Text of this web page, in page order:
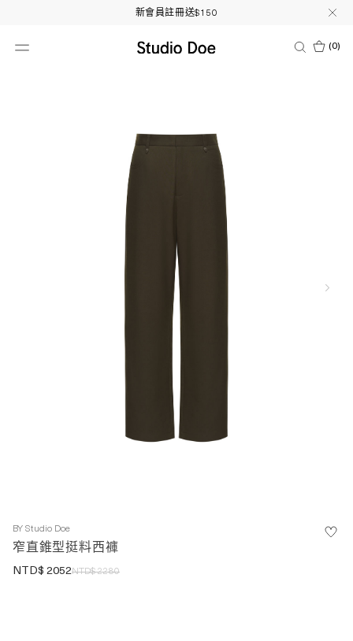
新會員註冊送$150
(0)
BY Studio Doe
窄直錐型挺料西褲
NTD$ 2052NTD$2280